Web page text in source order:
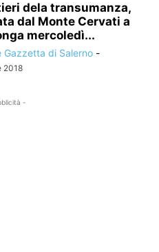
dela transumanza,
dal Monte Cervati a
mercoledì...
Gazzetta di Salerno -
2018
-